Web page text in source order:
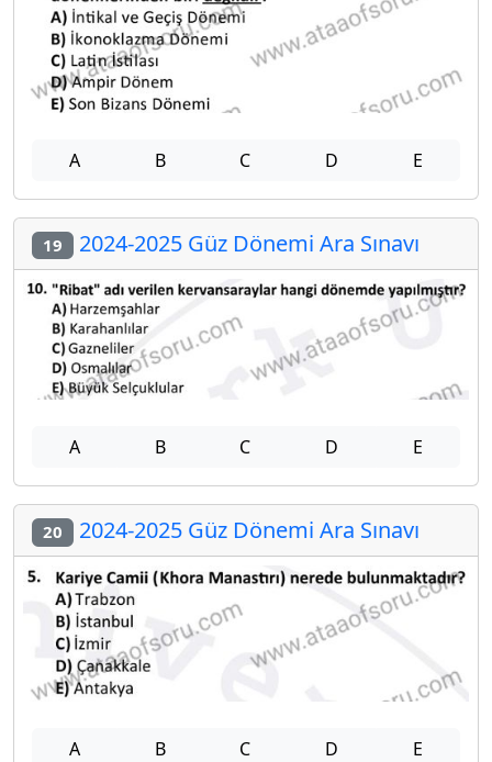
A B C D E
19 2024-2025 Güz Dönemi Ara Sınavı
A B C D E
20 2024-2025 Güz Dönemi Ara Sınavı
A B C D E